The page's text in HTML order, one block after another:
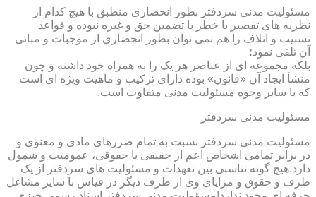
مسئولیت مدنی سردفتر بطور انحصاری منطبق با هیچ کدام از
نظریه های تقصیر یا خطر یا تضمین حق و غیره نبوده و قواعد
تسبیب و اتلاف را هم نمی توان بطور انحصاری از موجبات و مبانی
آن تلقی نمود؛
بلکه مجموعه ای از عناصر هر یک را به همراه خود داشته و چون
منشأ ایجاد آن «قانون» بوده دارای ترکیب و ماهیت ویژه ای است
که با سایر وجوه مسئولیت مدنی متفاوت است.
مسئولیت مدنی سردفتر
مسئولیت مدنی سردفتر نسبت به تمام ضررهای مادی و معنوی و
در برابر تمامی اشخاص اعم از حقیقی یا حقوقی، عمومیت و شمول
دارد.هیچ گونه تناسبی بین تعهدات و مسئولیت های سردفتر از یک
طرف و حقوق و مزایای وی از طرف دیگر در قیاس با سایر مشاغل